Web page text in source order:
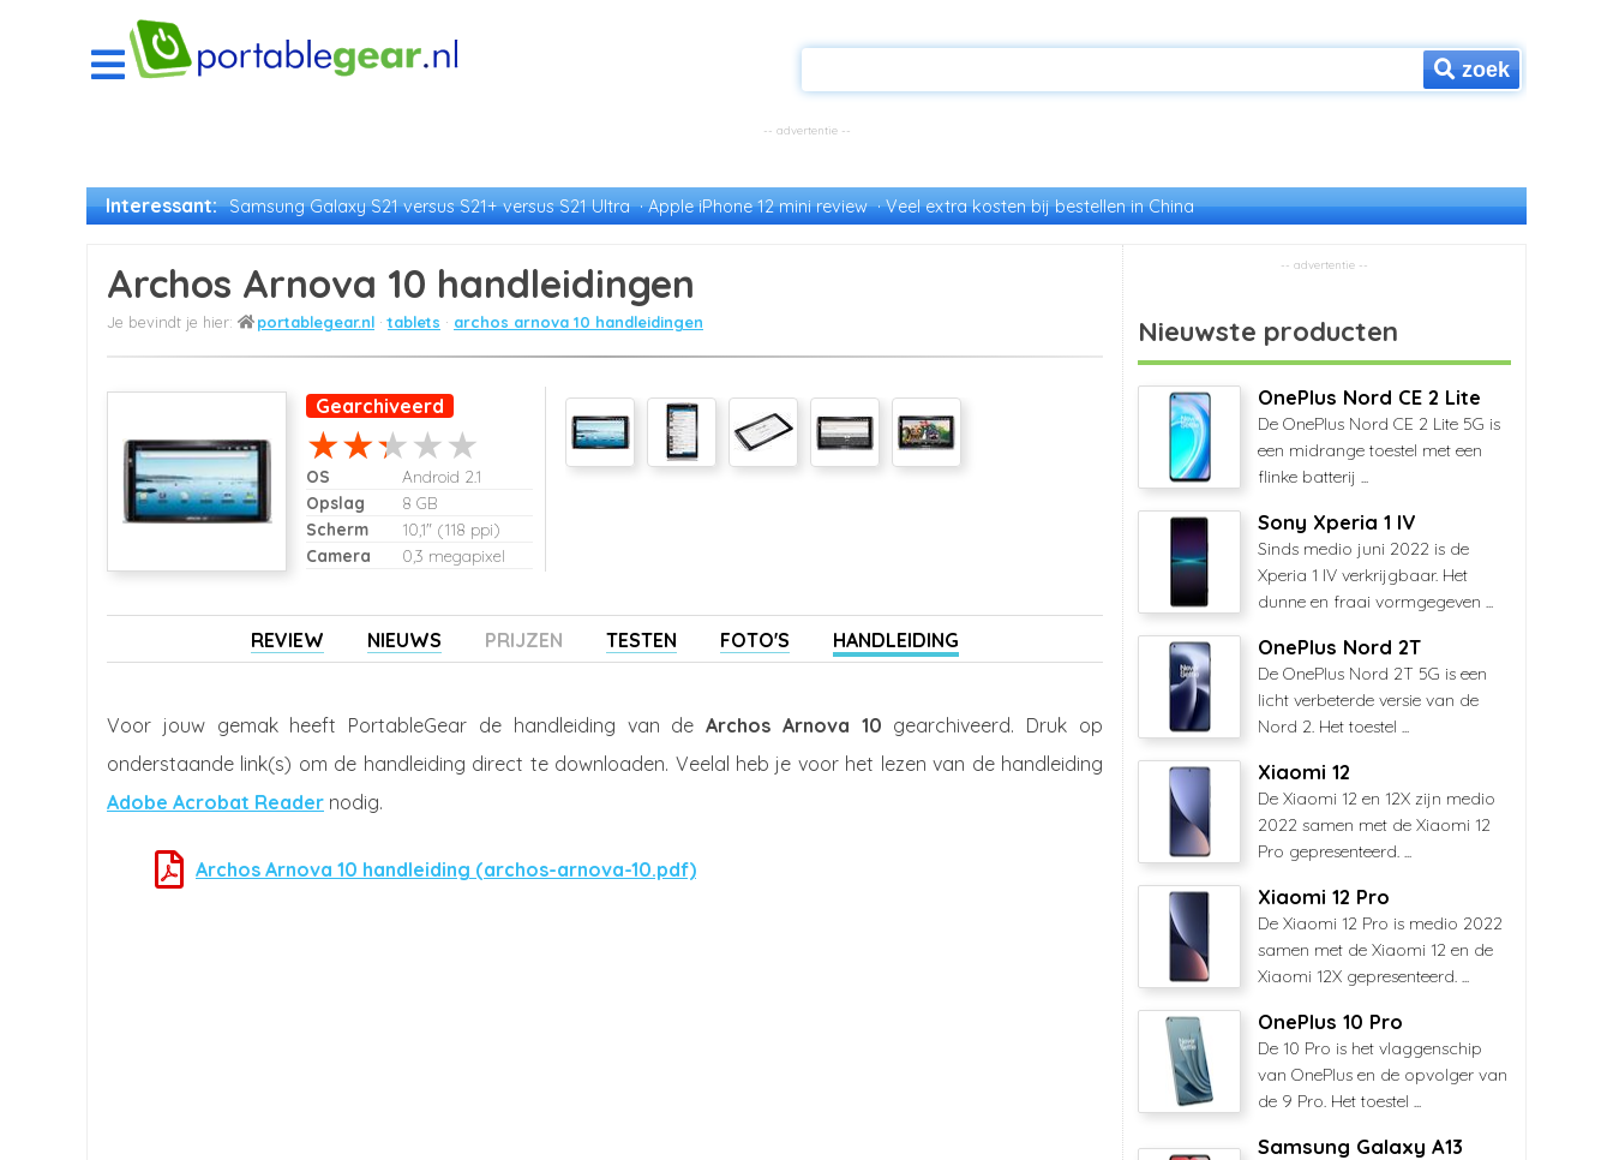
zoek
Interessant: Samsung Galaxy S21 versus S21+ versus S21 Ultra Apple iPhone 12 mini review Veel extra kosten bij bestellen in China
Archos Arnova 10 handleidingen
portablegear.nl tablets archos arnova 10 handleidingen
Gearchiveerd
OS
Android 2.1
Opslag
8 GB
Scherm
10,1" (118 ppi)
Camera
0,3 megapixel
REVIEW NIEUWS PRIJZEN TESTEN FOTO'S HANDLEIDING
Voor jouw gemak heeft PortableGear de handleiding van deArchos Arnova 10 gearchiveerd. Druk op
onderstaande link(s) om de handleiding direct te downloaden. Veelal heb je voor het lezen van de handleiding
Adobe Acrobat Reader nodig.
Archos Arnova 10 handleiding (archos-arnova-10.pdf)
Nieuwste producten
OnePlus Nord CE 2 Lite
De OnePlus Nord CE 2 Lite 5G is
een midrange toestel met een
flinke batterij ...
Sony Xperia 1 IV
Sinds medio juni 2022 is de
Xperia 1 IV verkrijgbaar. Het
dunne en fraai vormgegeven ...
OnePlus Nord 2T
De OnePlus Nord 2T 5G is een
licht verbeterde versie van de
Nord 2. Het toestel ...
Xiaomi 12
De Xiaomi 12 en 12X zijn medio
2022 samen met de Xiaomi 12
Pro gepresenteerd. ...
Xiaomi 12 Pro
De Xiaomi 12 Pro is medio 2022
samen met de Xiaomi 12 en de
Xiaomi 12X gepresenteerd. ...
OnePlus 10 Pro
De 10 Pro is het vlaggenschip
van OnePlus en de opvolger van
de 9 Pro. Het toestel ...
Samsung Galaxy A13